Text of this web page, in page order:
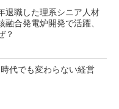
退職した理系シニア人材
融合発電炉開発で活躍、
？
代でも変わらない経営